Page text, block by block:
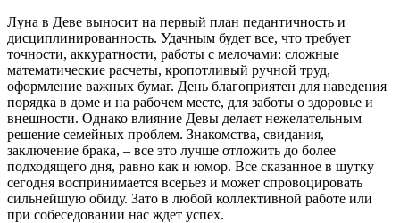
Луна в Деве выносит на первый план педантичность и
дисциплинированность. Удачным будет все, что требует
точности, аккуратности, работы с мелочами: сложные
математические расчеты, кропотливый ручной труд,
оформление важных бумаг. День благоприятен для наведения
порядка в доме и на рабочем месте, для заботы о здоровье и
внешности. Однако влияние Девы делает нежелательным
решение семейных проблем. Знакомства, свидания,
заключение брака, – все это лучше отложить до более
подходящего дня, равно как и юмор. Все сказанное в шутку
сегодня воспринимается всерьез и может спровоцировать
сильнейшую обиду. Зато в любой коллективной работе или
при собеседовании нас ждет успех.